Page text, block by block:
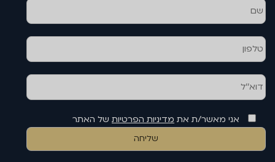
אני מאשר/ת את מדיניות הפרטיות של האתר